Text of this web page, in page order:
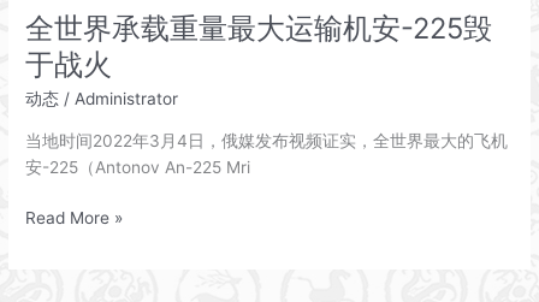
音
《莫
尔
德
歌》
全世界承载重量最大运输机安-225毁
于战火
动态 /Administrator
当地时间2022年3月4日，俄媒发布视频证实，全世界最大的飞机
安-225（Antonov An-225 Mri
全
Read More »